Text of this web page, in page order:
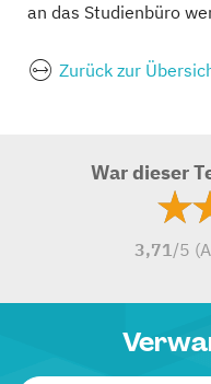
an das Studienbüro
Zurück zur
War dieser
3,71/5